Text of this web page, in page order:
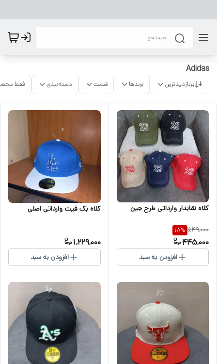
Adidas
پربازدیدترین برندها قیمت دسته‌بندی فقط
کلاه نقابدار وارداتی طرح جین
549,000
18%
445,000
افزودن به سبد
کلاه بک فیت وارداتی اصلی
1,229,000
افزودن به سبد